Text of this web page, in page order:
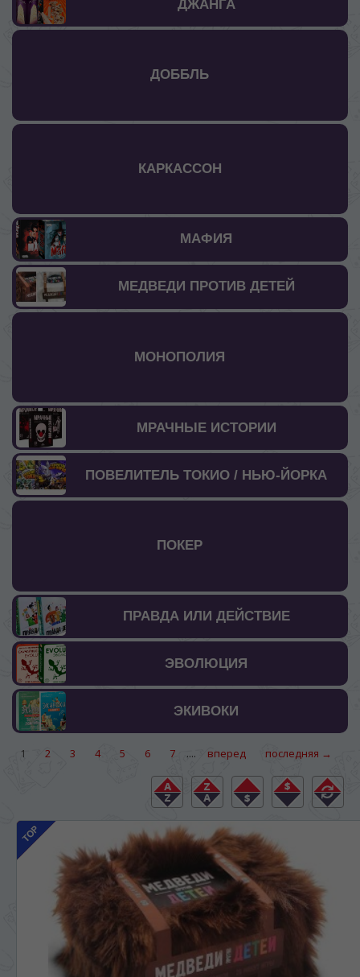
ДЖАНГА
ДОББЛЬ
КАРКАССОН
МАФИЯ
МЕДВЕДИ ПРОТИВ ДЕТЕЙ
МОНОПОЛИЯ
МРАЧНЫЕ ИСТОРИИ
ПОВЕЛИТЕЛЬ ТОКИО / НЬЮ-ЙОРКА
ПОКЕР
ПРАВДА ИЛИ ДЕЙСТВИЕ
ЭВОЛЮЦИЯ
ЭКИВОКИ
1 2 3 4 5 6 7 .... вперед последняя →
ЯЗЫК САЙТА / LIMBA SITE-ULUI
На каком языке Вы хотите
просматривать наш сайт?